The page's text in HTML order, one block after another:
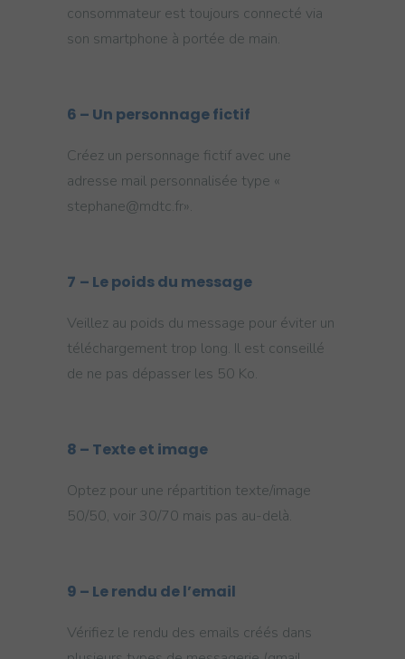
consommateur est toujours connecté via
son smartphone à portée de main.
6 – Un personnage fictif
Créez un personnage fictif avec une
adresse mail personnalisée type «
stephane@mdtc.fr».
7 – Le poids du message
Veillez au poids du message pour éviter un
téléchargement trop long. Il est conseillé
de ne pas dépasser les 50 Ko.
8 – Texte et image
Optez pour une répartition texte/image
50/50, voir 30/70 mais pas au-delà.
9 – Le rendu de l’email
Vérifiez le rendu des emails créés dans